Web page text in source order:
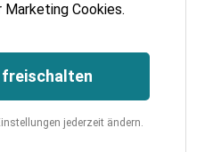
Cookies.
jederzeit ändern.